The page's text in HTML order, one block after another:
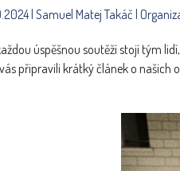
| Samuel Matej Takáč |
úspěšnou soutěží stojí tým
připravili krátký článek o našich